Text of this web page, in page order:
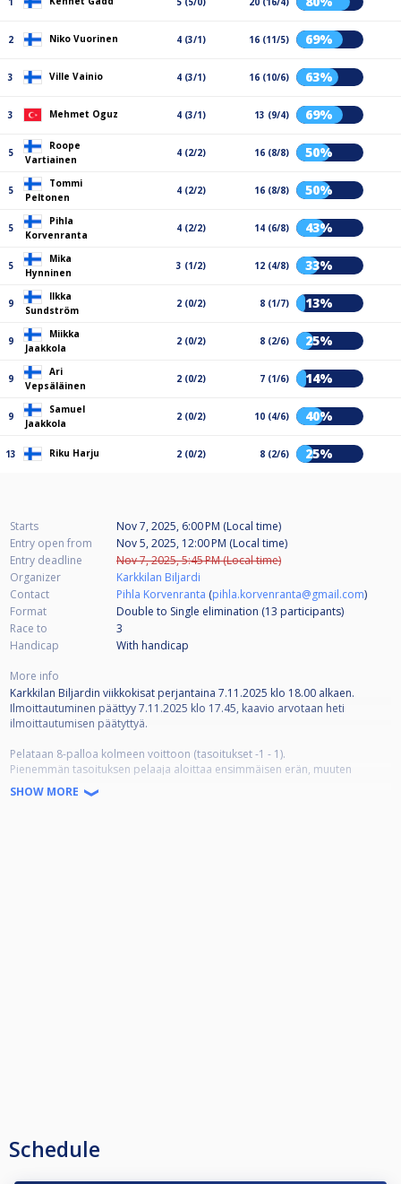
2 Niko Vuorinen 4 (3/1) 16 (11/5) 69%
3 Ville Vainio 4 (3/1) 16 (10/6) 63%
3 Mehmet Oguz 4 (3/1) 13 (9/4) 69%
5
Roope
Vartiainen
4 (2/2) 16 (8/8) 50%
5
Tommi
Peltonen
4 (2/2) 16 (8/8) 50%
5
Pihla
Korvenranta
4 (2/2) 14 (6/8) 43%
5
Mika
Hynninen
3 (1/2) 12 (4/8) 33%
9
Ilkka
Sundström
2 (0/2) 8 (1/7) 13%
9
Miikka
Jaakkola
2 (0/2) 8 (2/6) 25%
9
Ari
Vepsäläinen
2 (0/2) 7 (1/6) 14%
9
Samuel
Jaakkola
2 (0/2) 10 (4/6) 40%
13 Riku Harju 2 (0/2) 8 (2/6) 25%
Starts
Nov 7, 2025, 6:00 PM (Local time)
Entry open from
Nov 5, 2025, 12:00 PM (Local time)
Entry deadline
Nov 7, 2025, 5:45 PM (Local time)
Organizer
Karkkilan Biljardi
Contact
Pihla Korvenranta (pihla.korvenranta@gmail.com)
Format
Double to Single elimination (13 participants)
Race to
3
Handicap
With handicap
More info
Karkkilan Biljardin viikkokisat perjantaina 7.11.2025 klo 18.00 alkaen.
Ilmoittautuminen päättyy 7.11.2025 klo 17.45, kaavio arvotaan heti
ilmoittautumisen päätyttyä.
Pelataan 8-palloa kolmeen voittoon (tasoitukset -1 - 1).
Pienemmän tasoituksen pelaaja aloittaa ensimmäisen erän, muuten
vuoroaloitukset.
Käytössä 2x 9' ja 1x 7' pöydät.
SHOW MORE
Schedule